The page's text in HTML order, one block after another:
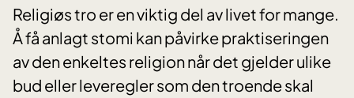
Religiøs tro er en viktig del av livet for mange.
Å få anlagt stomi kan påvirke praktiseringen
av den enkeltes religion når det gjelder ulike
bud eller leveregler som den troende skal